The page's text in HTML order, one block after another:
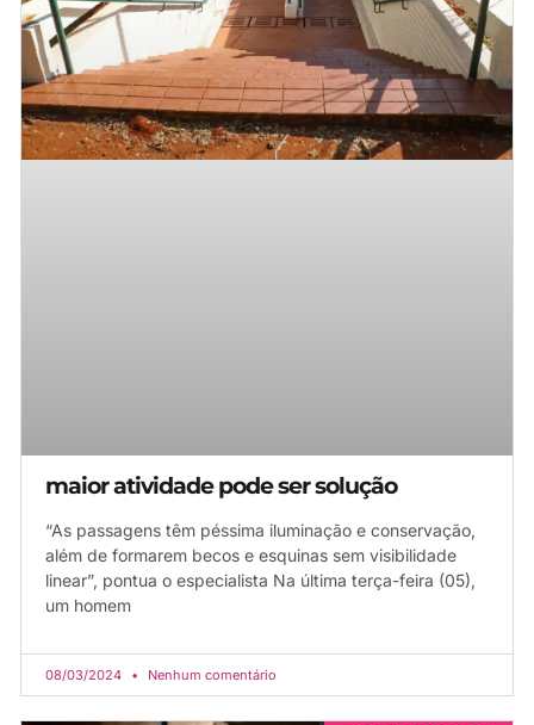
maior atividade pode ser solução
“As passagens têm péssima iluminação e conservação,
além de formarem becos e esquinas sem visibilidade
linear”, pontua o especialista Na última terça-feira (05),
um homem
08/03/2024 Nenhum comentário